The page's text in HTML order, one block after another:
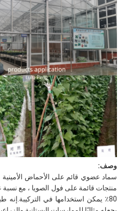
وصف:
منتجات قائمة على فول الصويا ، مع نسبة
80٪ يمكن استخدامها في التركيبة.إنه